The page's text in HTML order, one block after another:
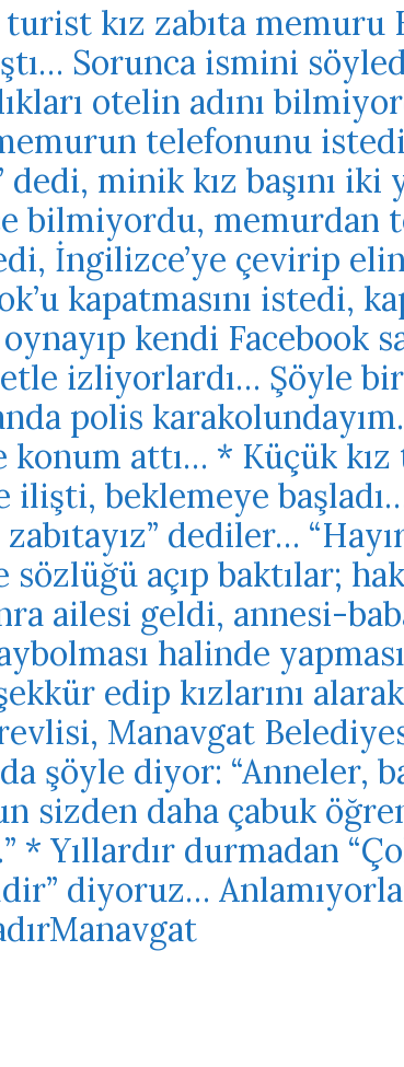
kız zabıta memuru
Sorunca ismini
otelin adını
telefonunu
dedi, minik kız başını iki
bilmiyordu, memurdan
İngilizce’ye çevirip
kapatmasını istedi,
kendi Facebook
izliyorlardı… Şöyle bir
polis
konum attı… * Küçük
beklemeye
dediler…
açıp baktılar;
ailesi geldi, annesi-
halinde
edip kızlarını
Manavgat
şöyle diyor: “Anneler,
sizden daha çabuk
* Yıllardır durmadan
diyoruz…